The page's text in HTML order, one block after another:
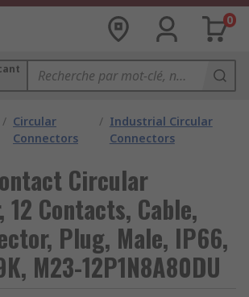
0
/ Circular
Connectors
/ Industrial Circular
Connectors
Circular
12 Contacts, Cable,
Plug, Male, IP66,
M23-12P1N8A80DU